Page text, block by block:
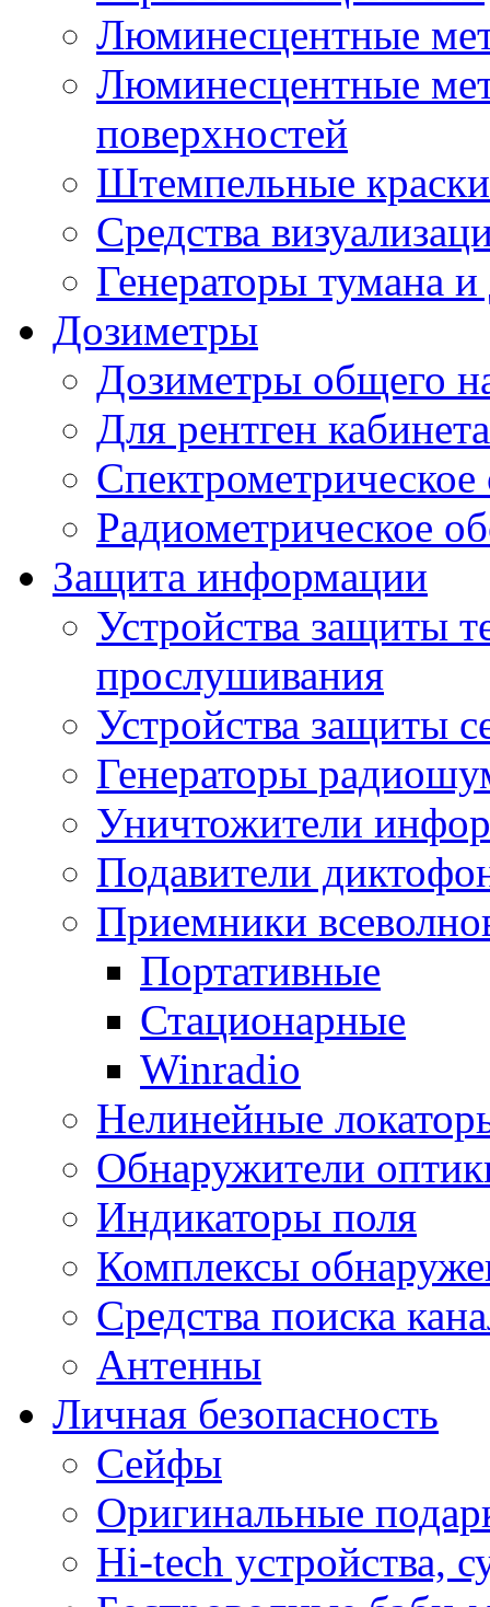
Люминесцентные
Люминесцентные
поверхностей
Штемпельные
Средства
Генераторы тумана
Дозиметры
Дозиметры общего
Для рентген кабинета
Радиометрическое
Защита информации
Устройства защиты
прослушивания
Устройства защиты
Генераторы
Уничтожители
Подавители
Приемники
Портативные
Стационарные
Winradio
Нелинейные
Обнаружители
Индикаторы поля
Комплексы
Средства поиска
Антенны
Личная безопасность
Сейфы
Оригинальные
Hi-tech устройства,